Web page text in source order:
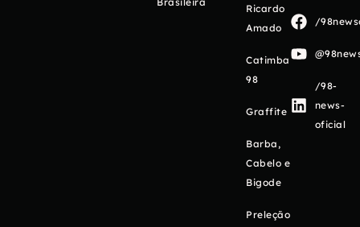
Ricardo
Amado
Catimba
98
Graffite
Barba,
Cabelo e
Bigode
Preleção
/
/98-
news-
oficial